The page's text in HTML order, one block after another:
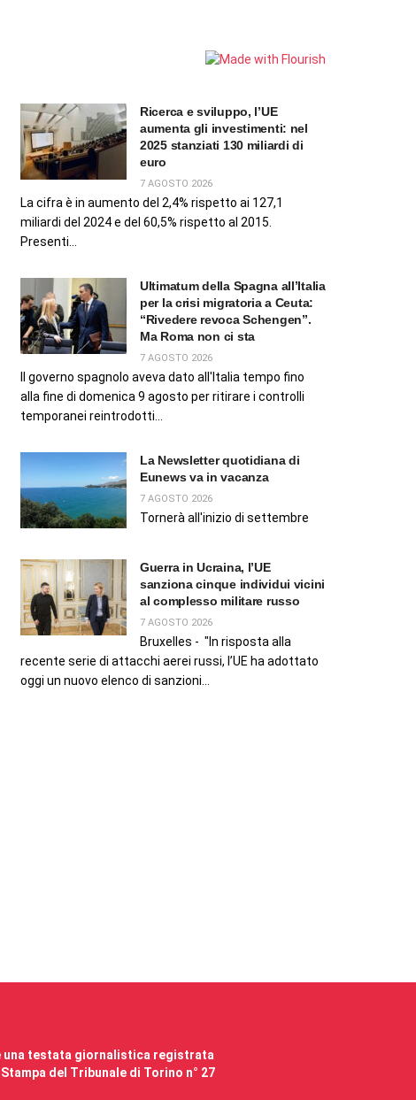
Ricerca e sviluppo, l’UE
aumenta gli investimenti: nel
2025 stanziati 130 miliardi di
euro
7 AGOSTO 2026
La cifra è in aumento del 2,4% rispetto ai 127,1
miliardi del 2024 e del 60,5% rispetto al 2015.
Presenti...
Ultimatum della Spagna all’Italia
per la crisi migratoria a Ceuta:
“Rivedere revoca Schengen”.
Ma Roma non ci sta
7 AGOSTO 2026
Il governo spagnolo aveva dato all'Italia tempo fino
alla fine di domenica 9 agosto per ritirare i controlli
temporanei reintrodotti...
La Newsletter quotidiana di
Eunews va in vacanza
7 AGOSTO 2026
Tornerà all'inizio di settembre
Guerra in Ucraina, l’UE
sanziona cinque individui vicini
al complesso militare russo
7 AGOSTO 2026
Bruxelles - "In risposta alla
recente serie di attacchi aerei russi, l’UE ha adottato
oggi un nuovo elenco di sanzioni...
una testata giornalistica registrata
del Tribunale di Torino n° 27